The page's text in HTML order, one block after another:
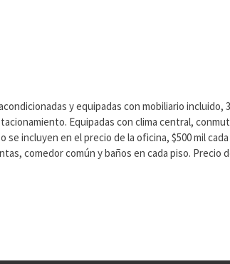
y equipadas con mobiliario incluido,
Equipadas con clima central,
incluyen en el precio de la oficina, $500 mil cada
comedor común y baños en cada piso. Precio